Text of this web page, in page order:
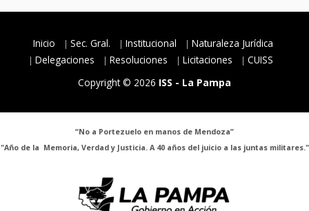
Inicio Sec. Gral. Institucional
Naturaleza Jurídica
Delegaciones
Resoluciones Licitaciones
CUISS
Copyright © 2026 ISS - La Pampa
“No a Portezuelo en manos de Mendoza”
"Año de la Memoria, Verdad y Justicia. A 40 años del juicio a las juntas militares."